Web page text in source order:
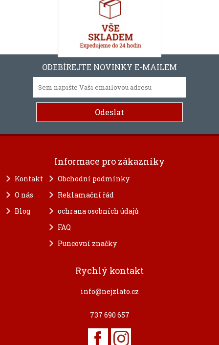
ODEBÍREJTE NOVINKY E-MAILEM
Informace pro zákazníky
Kontakt
O nás
Blog
Obchodní podmínky
Reklamační řád
ochrana osobních údajů
FAQ
Puncovní značky
Rychlý kontakt
info@nejzlato.cz
737 690 657